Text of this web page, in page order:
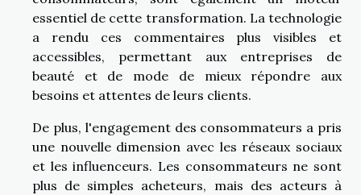
essentiel de cette transformation. La technologie
a rendu ces commentaires plus visibles et
accessibles, permettant aux entreprises de
beauté et de mode de mieux répondre aux
besoins et attentes de leurs clients.
De plus, l'engagement des consommateurs a pris
une nouvelle dimension avec les réseaux sociaux
et les influenceurs. Les consommateurs ne sont
plus de simples acheteurs, mais des acteurs à